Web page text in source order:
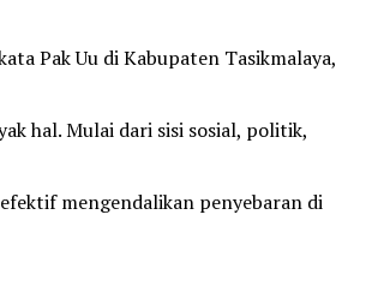
Pak Uu di Kabupaten Tasikmalaya,
hal. Mulai dari sisi sosial, politik,
mengendalikan penyebaran di